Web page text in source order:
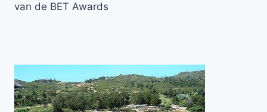
van de BET Awards